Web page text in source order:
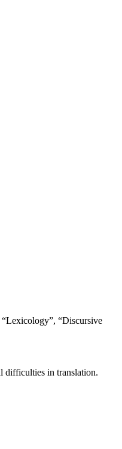
“Lexicology”, “Discursive
difficulties in translation.